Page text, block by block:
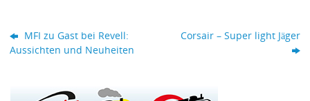
MFI zu Gast bei Revell:
Aussichten und Neuheiten
Corsair – Super light Jäger